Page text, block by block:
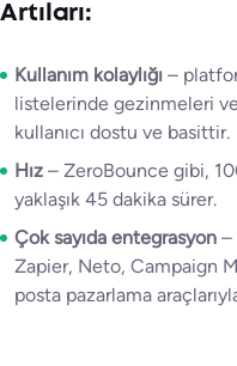
Artıları:
Kullanım kolaylığı –
listelerinde gezinmeleri
kullanıcı dostu ve basittir.
Hız – ZeroBounce gibi,
yaklaşık 45 dakika sürer.
Çok sayıda entegrasyon –
Zapier, Neto, Campaign
posta pazarlama